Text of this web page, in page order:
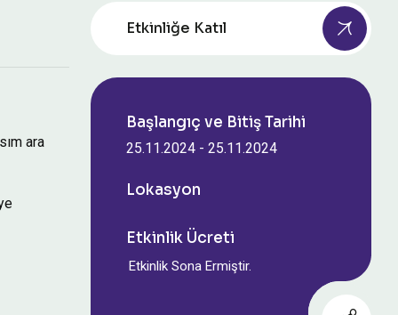
ara
Etkinliğe Katıl
Başlangıç ve Bitiş Tarihi
25.11.2024- 25.11.2024
Lokasyon
Etkinlik Ücreti
Etkinlik Sona Ermiştir.